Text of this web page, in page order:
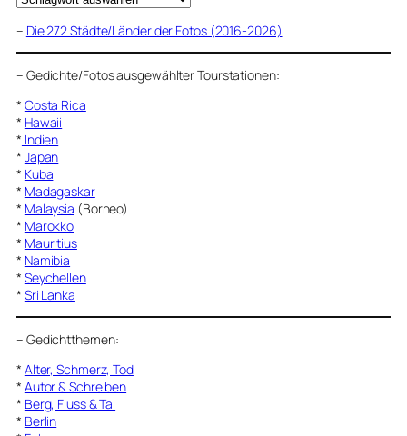
– Die 272 Städte/Länder der Fotos (2016-2026)
– Gedichte/Fotos ausgewählter Tourstationen:
* Costa Rica
* Hawaii
* Indien
* Japan
* Kuba
* Madagaskar
* Malaysia (Borneo)
* Marokko
* Mauritius
* Namibia
* Seychellen
* Sri Lanka
– Gedichtthemen:
* Alter, Schmerz, Tod
* Autor & Schreiben
* Berg, Fluss & Tal
* Berlin